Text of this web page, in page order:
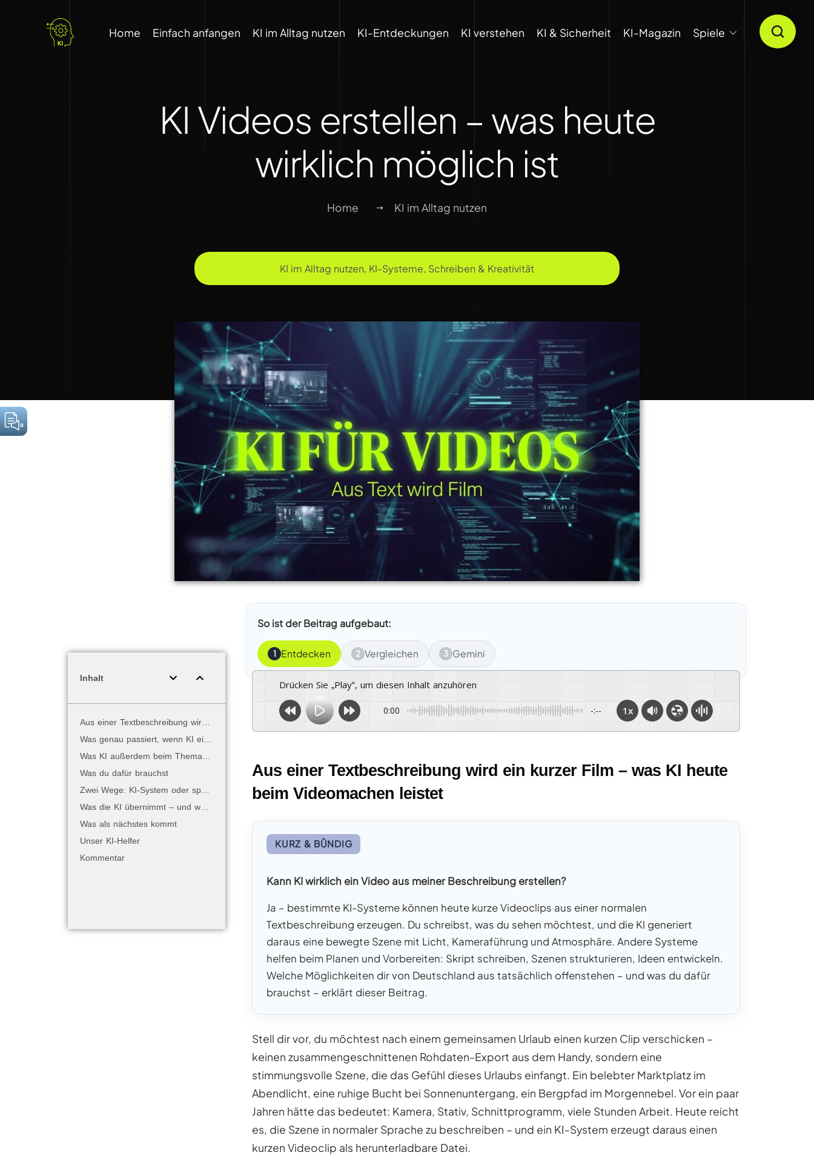
Home Einfach anfangen KI im Alltag nutzen KI-Entdeckungen KI verstehen KI & Sicherheit KI-Magazin Spiele
KI Videos erstellen – was heute
wirklich möglich ist
Home KI im Alltag nutzen
KI im Alltag nutzen, KI-Systeme, Schreiben & Kreativität
Inhalt
Was du dafür brauchst
Was als nächstes kommt
Unser KI-Helfer
Kommentar
So ist der Beitrag aufgebaut:
1 Entdecken 2 Vergleichen 3 Gemini
Drücken Sie „Play“, um diesen Inhalt anzuhören
0:00 -:-- 1x
Aus einer Textbeschreibung wird ein kurzer Film – was KI heute
beim Videomachen leistet
KURZ & BÜNDIG
Kann KI wirklich ein Video aus meiner Beschreibung erstellen?
Ja – bestimmte KI-Systeme können heute kurze Videoclips aus einer normalen
Textbeschreibung erzeugen. Du schreibst, was du sehen möchtest, und die KI generiert
daraus eine bewegte Szene mit Licht, Kameraführung und Atmosphäre. Andere Systeme
helfen beim Planen und Vorbereiten: Skript schreiben, Szenen strukturieren, Ideen entwickeln.
Welche Möglichkeiten dir von Deutschland aus tatsächlich offenstehen – und was du dafür
brauchst – erklärt dieser Beitrag.
Stell dir vor, du möchtest nach einem gemeinsamen Urlaub einen kurzen Clip verschicken –
keinen zusammengeschnittenen Rohdaten-Export aus dem Handy, sondern eine
stimmungsvolle Szene, die das Gefühl dieses Urlaubs einfangt. Ein belebter Marktplatz im
Abendlicht, eine ruhige Bucht bei Sonnenuntergang, ein Bergpfad im Morgennebel. Vor ein paar
Jahren hätte das bedeutet: Kamera, Stativ, Schnittprogramm, viele Stunden Arbeit. Heute reicht
es, die Szene in normaler Sprache zu beschreiben – und ein KI-System erzeugt daraus einen
kurzen Videoclip als herunterladbare Datei.